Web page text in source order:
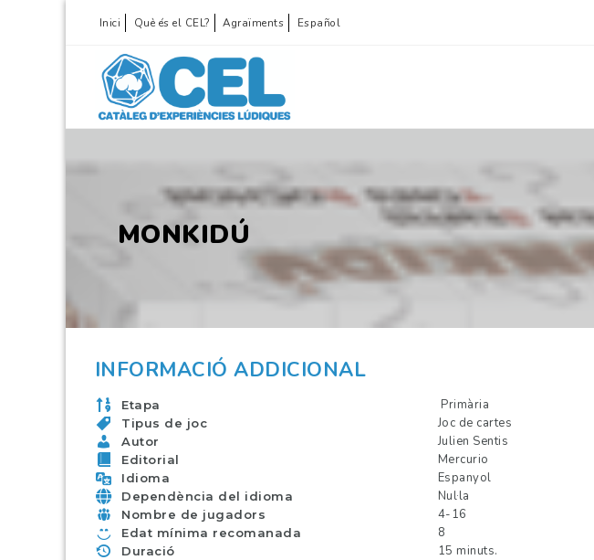
Inici Què és el CEL? Agraïments Español
MONKIDÚ
INFORMACIÓ ADDICIONAL
Etapa Primària
Tipus de joc Joc de cartes
Autor Julien Sentis
Editorial Mercurio
Idioma Espanyol
Dependència del idioma Nul·la
Nombre de jugadors 4-16
Edat mínima recomanada 8
Duració 15 minuts.